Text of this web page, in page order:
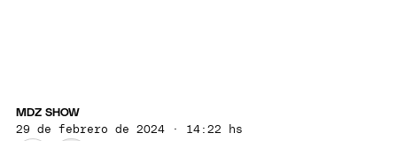
MDZ SHOW
29 de febrero de 2024 · 14:22 hs